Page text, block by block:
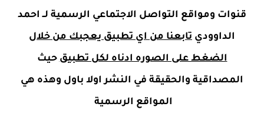
قنوات ومواقع التواصل الاجتماعي الرسمية لــ احمد
الداوودي تابعنا من اي تطبيق يعجبك من خلال
الضغط على الصوره ادناه لكل تطبيقحيث
المصداقية والحقيقة في النشر اولا باول وهذه هي
المواقع الرسمية